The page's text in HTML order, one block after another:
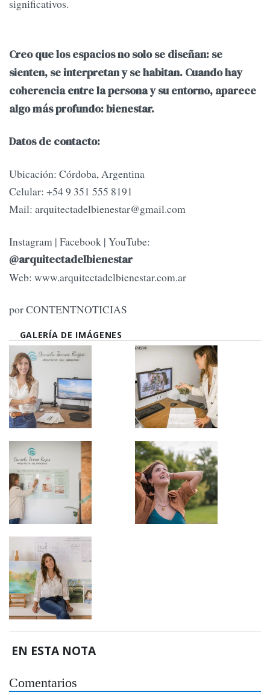
significativos.
Creo que los espacios no solo se diseñan: se
sienten, se interpretan y se habitan. Cuando hay
coherencia entre la persona y su entorno, aparece
algo más profundo: bienestar.
Datos de contacto:
Ubicación: Córdoba, Argentina
Celular: +54 9 351 555 8191
Mail: arquitectadelbienestar@gmail.com
Instagram | Facebook | YouTube:
@arquitectadelbienestar
Web: www.arquitectadelbienestar.com.ar
por CONTENTNOTICIAS
GALERÍA DE IMÁGENES
EN ESTA NOTA
Comentarios